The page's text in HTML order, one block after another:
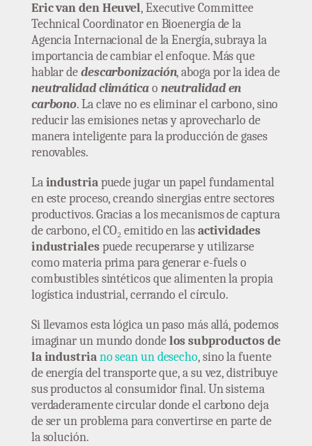
Eric van den Heuvel, Executive Committee
Technical Coordinator en Bioenergía de la
Agencia Internacional de la Energía, subraya la
importancia de cambiar el enfoque. Más que
hablar dedescarbonización, aboga por la idea de
neutralidad climáticao neutralidad en
carbono. La clave no es eliminar el carbono, sino
reducir las emisiones netas y aprovecharlo de
manera inteligente para la producción de gases
renovables.
Laindustriapuede jugar un papel fundamental
en este proceso, creando sinergias entre sectores
productivos. Gracias a los mecanismos de captura
de carbono, el CO₂ emitido en lasactividades
industrialespuede recuperarse y utilizarse
como materia prima para generar e-fuels o
combustibles sintéticos que alimenten la propia
logística industrial, cerrando el círculo.
Si llevamos esta lógica un paso más allá, podemos
imaginar un mundo dondelos subproductos de
la industriano sean un desecho, sino la fuente
de energía del transporte que, a su vez, distribuye
sus productos al consumidor final. Un sistema
verdaderamente circular donde el carbono deja
de ser un problema para convertirse en parte de
la solución.